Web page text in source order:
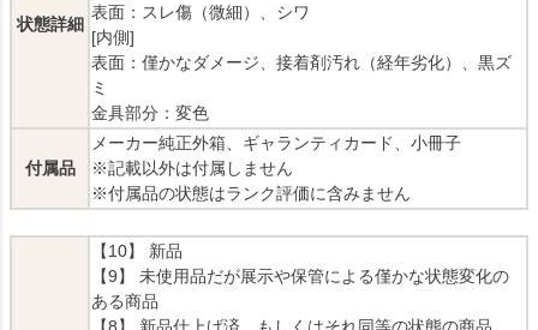
状態詳細
表面：スレ傷（微細）、シワ
[内側]
表面：僅かなダメージ、接着剤汚れ（経年劣化）、黒ズ
ミ
金具部分：変色
付属品
メーカー純正外箱、ギャランティカード、小冊子
※記載以外は付属しません
※付属品の状態はランク評価に含みません
【10】 新品
【9】 未使用品だが展示や保管による僅かな状態変化の
ある商品
【8】 新品仕上げ済、もしくはそれ同等の状態の商品